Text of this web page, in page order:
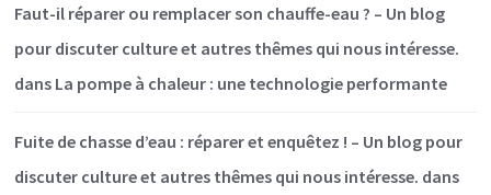
Faut-il réparer ou remplacer son chauffe-eau ? – Un blog
pour discuter culture et autres thêmes qui nous intéresse.
dans La pompe à chaleur : une technologie performante
Fuite de chasse d’eau : réparer et enquêtez ! – Un blog pour
discuter culture et autres thêmes qui nous intéresse. dans